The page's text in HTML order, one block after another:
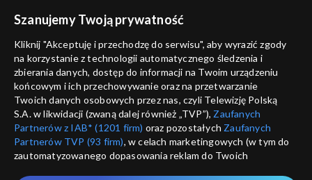
ANULUJ
informacje o dostawcy usług
Szanujemy Twoją prywatność
Kliknij "Akceptuję i przechodzę do serwisu", aby wyrazić zgody
na korzystanie z technologii automatycznego śledzenia i
zbierania danych, dostęp do informacji na Twoim urządzeniu
końcowym i ich przechowywanie oraz na przetwarzanie
Twoich danych osobowych przez nas, czyli Telewizję Polską
S.A. w likwidacji (zwaną dalej również „TVP”), Zaufanych
Partnerów z IAB* (1201 firm) oraz pozostałych Zaufanych
Partnerów TVP (93 firm), w celach marketingowych (w tym do
zautomatyzowanego dopasowania reklam do Twoich